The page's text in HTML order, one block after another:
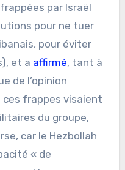
par Israël
pour ne tuer
pour éviter
et a affirmé, tant à
de l’opinion
ces frappes visaient
du groupe,
car le Hezbollah
« de